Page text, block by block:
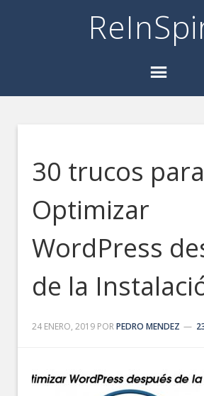
30 trucos para
Optimizar
WordPress
de la
24 ENERO, 2019 PORPEDRO MENDEZ